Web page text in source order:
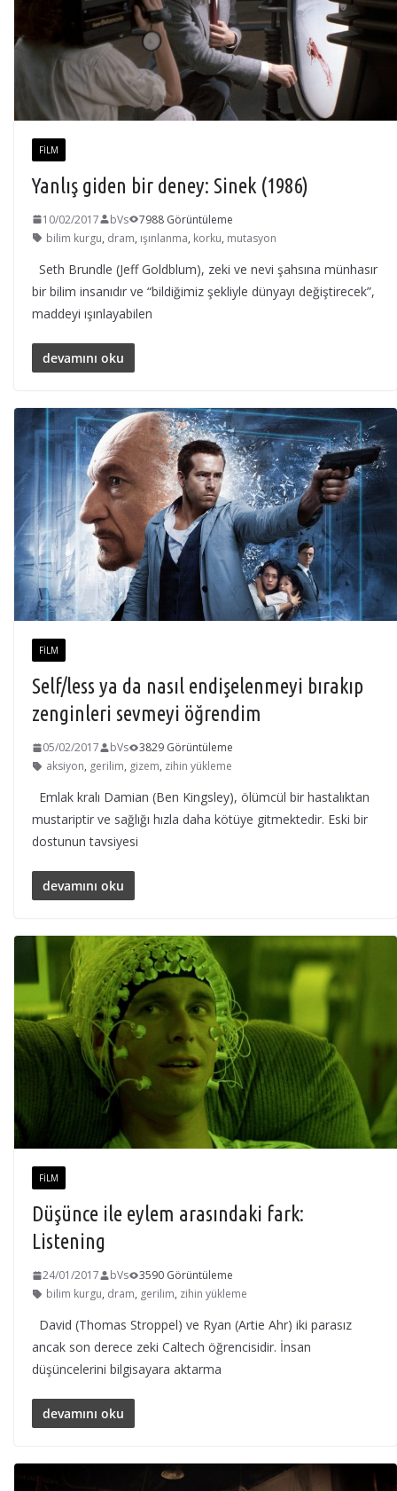
FILM
Yanlış giden bir deney: Sinek (1986)
10/02/2017 bVs
7988 Görüntüleme
bilim kurgu, dram, ışınlanma, korku, mutasyon
Seth Brundle (Jeff Goldblum), zeki ve nevi şahsına münhasır
bir bilim insanıdır ve “bildiğimiz şekliyle dünyayı değiştirecek”,
maddeyi ışınlayabilen
devamını oku
FILM
Self/less ya da nasıl endişelenmeyi bırakıp
zenginleri sevmeyi öğrendim
05/02/2017 bVs
3829 Görüntüleme
aksiyon, gerilim, gizem, zihin yükleme
Emlak kralı Damian (Ben Kingsley), ölümcül bir hastalıktan
mustariptir ve sağlığı hızla daha kötüye gitmektedir. Eski bir
dostunun tavsiyesi
devamını oku
FILM
Düşünce ile eylem arasındaki fark:
Listening
24/01/2017 bVs
3590 Görüntüleme
bilim kurgu, dram, gerilim, zihin yükleme
David (Thomas Stroppel) ve Ryan (Artie Ahr) iki parasız
ancak son derece zeki Caltech öğrencisidir. İnsan
düşüncelerini bilgisayara aktarma
devamını oku